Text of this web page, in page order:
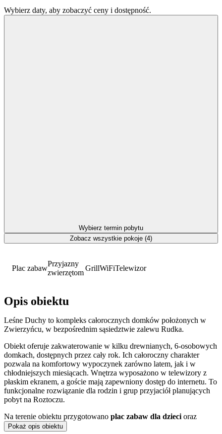
Plac zabaw
Przyjazny
zwierzętom
GrillWiFiTelewizor
Opis obiektu
Leśne Duchy to kompleks całorocznych domków położonych w
Zwierzyńcu, w bezpośrednim sąsiedztwie zalewu Rudka.
Obiekt oferuje zakwaterowanie w kilku drewnianych, 6-osobowych
domkach, dostępnych przez cały rok. Ich całoroczny charakter
pozwala na komfortowy wypoczynek zarówno latem, jak i w
chłodniejszych miesiącach. Wnętrza wyposażono w telewizory z
płaskim ekranem, a goście mają zapewniony dostęp do internetu. To
funkcjonalne rozwiązanie dla rodzin i grup przyjaciół planujących
pobyt na Roztoczu.
Na terenie obiektu przygotowano plac zabaw dla dziecioraz
ogólnodostępne miejsce do grillowania.
Pokaż opis obiektu
Wybierz daty, aby zobaczyć ceny i dostępność.
Wybierz termin pobytu
Zobacz wszystkie pokoje (4)